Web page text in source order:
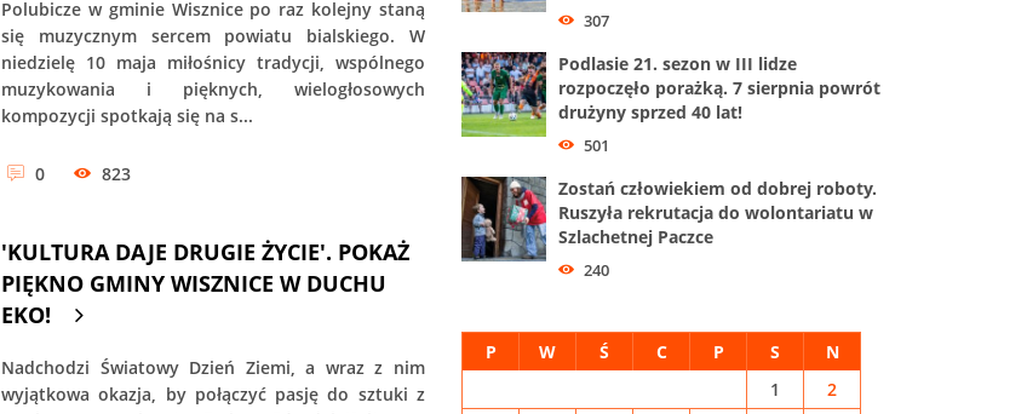
Polubicze w gminie Wisznice po raz kolejny staną
się muzycznym sercem powiatu bialskiego. W
niedzielę 10 maja miłośnicy tradycji, wspólnego
muzykowania i pięknych, wielogłosowych
kompozycji spotkają się na s...
0 823
'KULTURA DAJE DRUGIE ŻYCIE'. POKAŻ
PIĘKNO GMINY WISZNICE W DUCHU
EKO!
Nadchodzi Światowy Dzień Ziemi, a wraz z nim
wyjątkowa okazja, by połączyć pasję do sztuki z
307
Podlasie 21. sezon w III lidze
rozpoczęło porażką. 7 sierpnia powrót
drużyny sprzed 40 lat!
501
Zostań człowiekiem od dobrej roboty.
Ruszyła rekrutacja do wolontariatu w
Szlachetnej Paczce
240
P W Ś C P S N
1
2